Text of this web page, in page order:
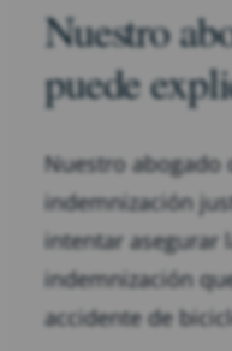
Nuestro
puede
Nuestro abogado
indemnización
intentar asegurar
indemnización
accidente de